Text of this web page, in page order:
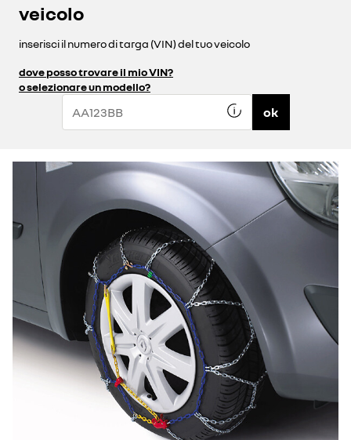
veicolo
inserisci il numero di targa (VIN) del tuo veicolo
dove posso trovare il mio VIN?
o selezionare un modello?
ok